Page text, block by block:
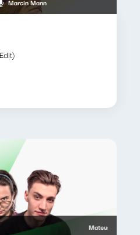
Mateusz